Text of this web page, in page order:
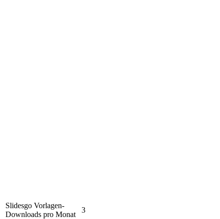
Slidesgo Vorlagen-
Downloads pro Monat
3